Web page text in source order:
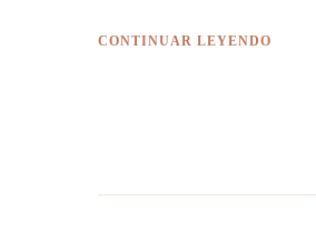
CONTINUAR LEYENDO